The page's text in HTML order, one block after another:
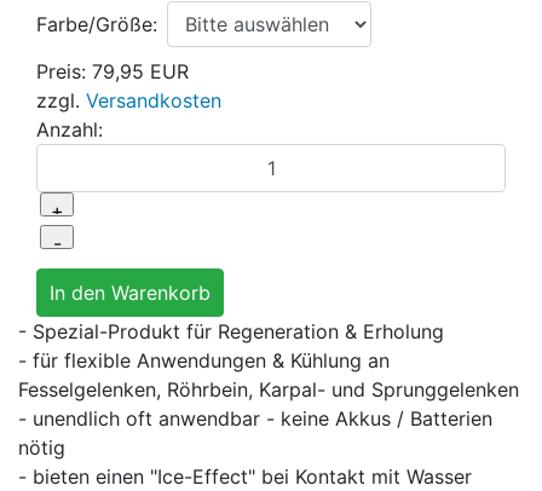
Farbe/Größe:
Preis: 79,95 EUR
zzgl. Versandkosten
Anzahl:
- Spezial-Produkt für Regeneration & Erholung
- für flexible Anwendungen & Kühlung an
Fesselgelenken, Röhrbein, Karpal- und Sprunggelenken
- unendlich oft anwendbar - keine Akkus / Batterien
nötig
- bieten einen "Ice-Effect" bei Kontakt mit Wasser